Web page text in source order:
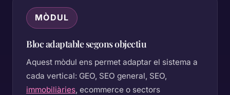
MÒDUL
Bloc adaptable segons objectiu
Aquest mòdul ens permet adaptar el sistema a
cada vertical: GEO, SEO general, SEO,
immobiliàries, ecommerce o sectors